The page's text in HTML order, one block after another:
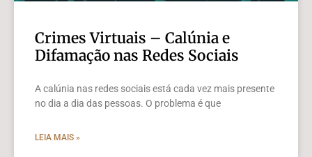
Crimes Virtuais – Calúnia e
Difamação nas Redes Sociais
A calúnia nas redes sociais está cada vez mais presente
no dia a dia das pessoas. O problema é que
LEIA MAIS »